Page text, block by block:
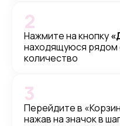
Нажмите на кнопку
находящуюся рядом
количество
2
Перейдите в
нажав на значок в
3